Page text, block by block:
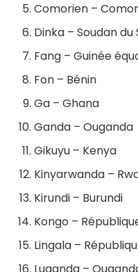
Comorien –
Dinka – Soudan du
Fang – Guinée
Fon – Bénin
Ga – Ghana
Ganda – Ouganda
Gikuyu – Kenya
Kinyarwanda –
Kirundi – Burundi
Kongo –
Lingala –